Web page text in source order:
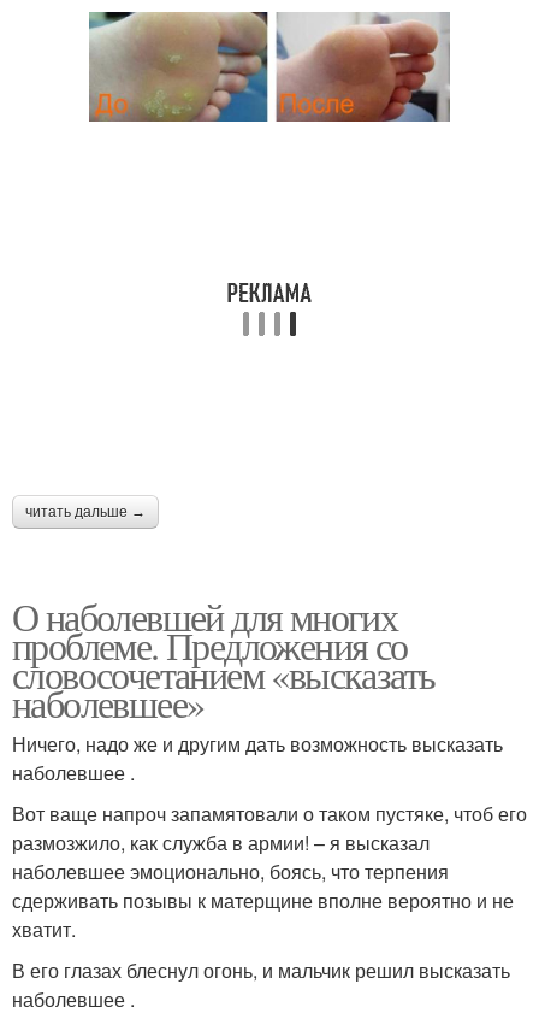
читать дальше →
О наболевшей для многих
проблеме. Предложения со
словосочетанием «высказать
наболевшее»
Ничего, надо же и другим дать возможность высказать
наболевшее .
Вот ваще напроч запамятовали о таком пустяке, чтоб его
размозжило, как служба в армии! – я высказал
наболевшее эмоционально, боясь, что терпения
сдерживать позывы к матерщине вполне вероятно и не
хватит.
В его глазах блеснул огонь, и мальчик решил высказать
наболевшее .